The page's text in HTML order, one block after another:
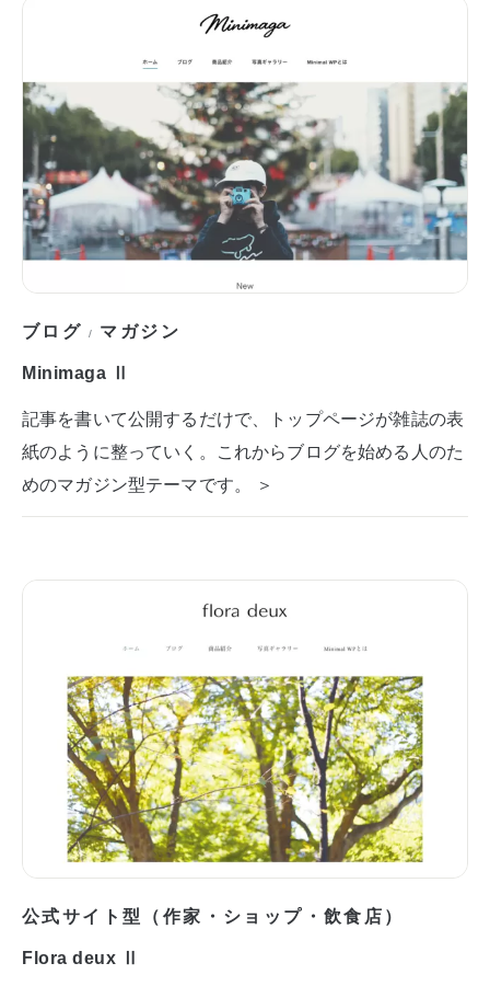
ブログ / マガジン
Minimaga Ⅱ
記事を書いて公開するだけで、トップページが雑誌の表
紙のように整っていく。これからブログを始める人のた
めのマガジン型テーマです。 ＞
公式サイト型（作家・ショップ・飲食店）
Flora deux Ⅱ